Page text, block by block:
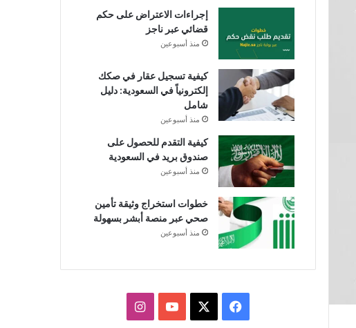
إجراءات الاعتراض على حكم
قضائي عبر ناجز
منذ أسبوعين
كيفية تسجيل عقار في صكك
إلكترونياً في السعودية: دليل
شامل
منذ أسبوعين
كيفية التقدم للحصول على
صندوق بريد في السعودية
منذ أسبوعين
خطوات استخراج وثيقة تأمين
صحي عبر منصة أبشر بسهولة
منذ أسبوعين
فيسبوك يوتيوبانستقرام